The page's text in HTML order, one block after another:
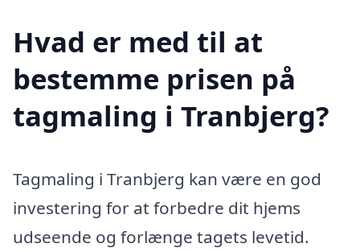
Hvad er med til at
bestemme prisen på
tagmaling i Tranbjerg?
Tagmaling i Tranbjerg kan være en god
investering for at forbedre dit hjems
udseende og forlænge tagets levetid.